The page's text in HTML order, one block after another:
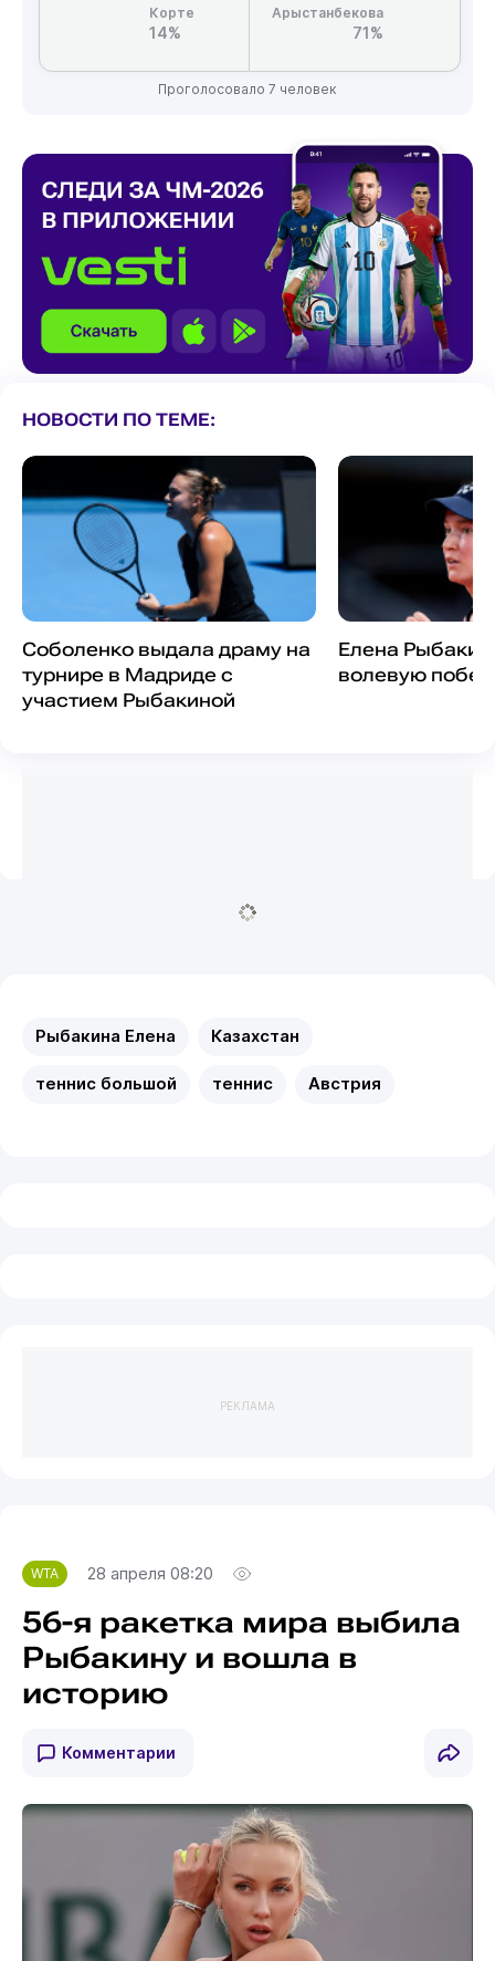
Корте
14%
Арыстанбекова
71%
Проголосовало 7 человек
НОВОСТИ ПО ТЕМЕ:
Соболенко выдала драму на
турнире в Мадриде с
участием Рыбакиной
Елена
волевую
Рыбакина Елена Казахстан
теннис большой теннис Австрия
РЕКЛАМА
WTA 28 апреля 08:20
56-я ракетка мира выбила
Рыбакину и вошла в
историю
Комментарии